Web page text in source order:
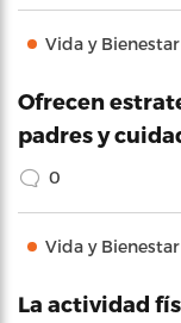
Vida y Bienestar
Ofrecen
padres y
0
Vida y Bienestar
La actividad